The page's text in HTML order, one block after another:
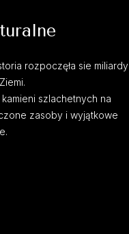
rozpoczęła sie miliardy
szlachetnych na
zasoby i wyjątkowe